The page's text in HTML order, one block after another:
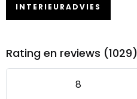
INTERIEURADVIES
Rating en reviews (1029)
8